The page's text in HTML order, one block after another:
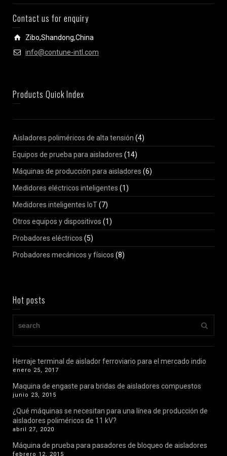
Contact us for enquiry
Zibo,Shandong,China
info@contune-intl.com
Products Quick Index
Aisladores poliméricos de alta tensión (4)
Equipos de prueba para aisladores (14)
Máquinas de producción para aisladores (6)
Medidores eléctricos inteligentes (1)
Medidores inteligentes IoT(7)
Otros equipos y dispositivos (1)
Probadores eléctricos (5)
Probadores mecánicos y físicos (8)
Hot posts
Herraje terminal de aislador ferroviario para el mercado indio
enero 25, 2017
Maquina de engaste para bridas de aisladores compuestos
junio 23, 2015
¿Qué máquinas se necesitan para una línea de producción de
aisladores poliméricos de 11 kV?
abril 27, 2020
Máquina de prueba para pasadores de bloqueo de aisladores
febrero 12, 2015